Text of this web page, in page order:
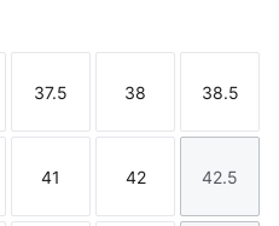
Maat
37.5
Maat
38
Maat
38.5
Maat
41
Maat
42
Maat
42.5